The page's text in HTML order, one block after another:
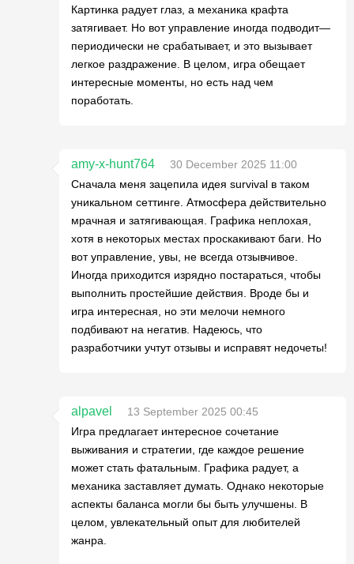
Картинка радует глаз, а механика крафта
затягивает. Но вот управление иногда подводит—
периодически не срабатывает, и это вызывает
легкое раздражение. В целом, игра обещает
интересные моменты, но есть над чем
поработать.
amy-x-hunt764
30 December 2025 11:00
Сначала меня зацепила идея survival в таком
уникальном сеттинге. Атмосфера действительно
мрачная и затягивающая. Графика неплохая,
хотя в некоторых местах проскакивают баги. Но
вот управление, увы, не всегда отзывчивое.
Иногда приходится изрядно постараться, чтобы
выполнить простейшие действия. Вроде бы и
игра интересная, но эти мелочи немного
подбивают на негатив. Надеюсь, что
разработчики учтут отзывы и исправят недочеты!
alpavel
13 September 2025 00:45
Игра предлагает интересное сочетание
выживания и стратегии, где каждое решение
может стать фатальным. Графика радует, а
механика заставляет думать. Однако некоторые
аспекты баланса могли бы быть улучшены. В
целом, увлекательный опыт для любителей
жанра.